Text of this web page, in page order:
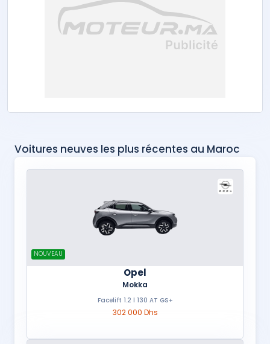
Voitures neuves les plus récentes au Maroc
NOUVEAU
Opel
Mokka
Facelift 1.2 l 130 AT GS+
302 000 Dhs